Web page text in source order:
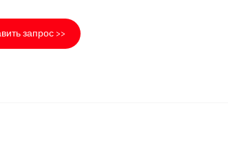
запрос >>